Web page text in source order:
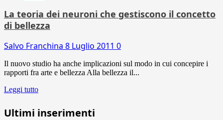
La teoria dei neuroni che gestiscono il concetto
di bellezza
Salvo Franchina 8 Luglio 2011 0
Il nuovo studio ha anche implicazioni sul modo in cui concepire i
rapporti fra arte e bellezza Alla bellezza il...
Leggi tutto
Ultimi inserimenti